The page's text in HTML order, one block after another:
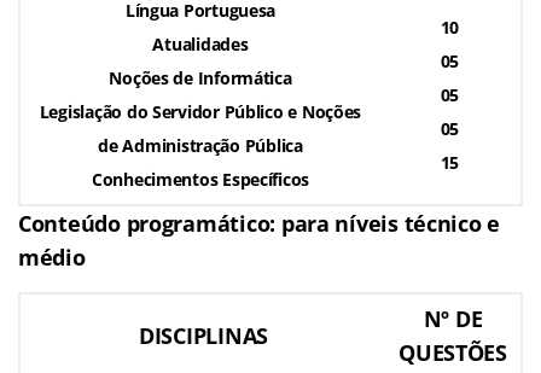
Língua Portuguesa
Atualidades
Noções de Informática
Legislação do Servidor Público e Noções
de Administração Pública
Conhecimentos Específicos
10
05
05
05
15
Conteúdo programático: para níveis técnico e
médio
DISCIPLINAS
Nº DE
QUESTÕES